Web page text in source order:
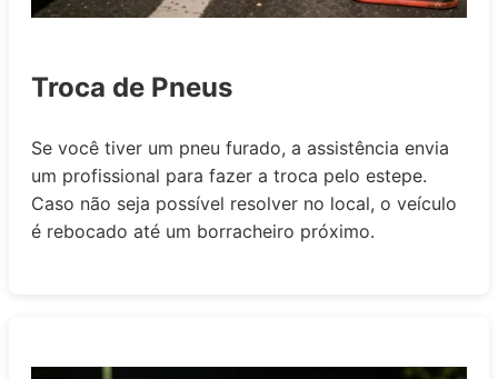
Troca de Pneus
Se você tiver um pneu furado, a assistência envia
um profissional para fazer a troca pelo estepe.
Caso não seja possível resolver no local, o veículo
é rebocado até um borracheiro próximo.